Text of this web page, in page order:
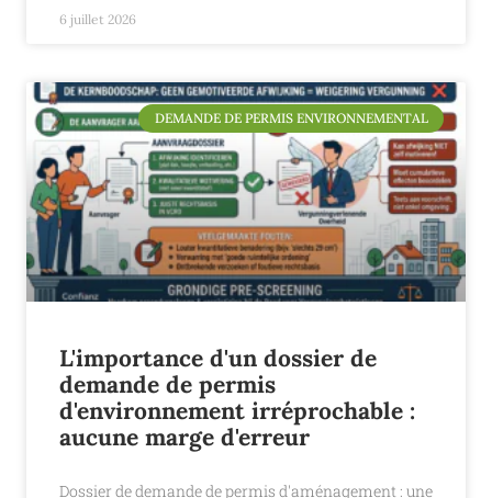
6 juillet 2026
DEMANDE DE PERMIS ENVIRONNEMENTAL
L'importance d'un dossier de
demande de permis
d'environnement irréprochable :
aucune marge d'erreur
Dossier de demande de permis d'aménagement : une